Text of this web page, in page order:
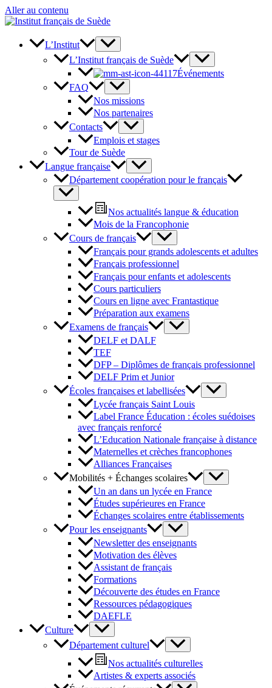
Aller au contenu
L’Institut
L’Institut français de Suède
Événements
FAQ
Nos missions
Nos partenaires
Contacts
Emplois et stages
Tour de Suède
Langue française
Département coopération pour le français
Nos actualités langue & éducation
Mois de la Francophonie
Cours de français
Français pour grands adolescents et adultes
Français professionnel
Français pour enfants et adolescents
Cours particuliers
Cours en ligne avec Frantastique
Préparation aux examens
Examens de français
DELF et DALF
TEF
DFP – Diplômes de français professionnel
DELF Prim et Junior
Écoles françaises et labellisées
Lycée français Saint Louis
Label France Éducation : écoles suédoises
avec français renforcé
L’Education Nationale française à distance
Maternelles et crèches francophones
Alliances Françaises
Mobilités + Échanges scolaires
Un an dans un lycée en France
Études supérieures en France
Échanges scolaires entre établissements
Pour les enseignants
Newsletter des enseignants
Motivation des élèves
Assistant de français
Formations
Découverte des études en France
Ressources pédagogiques
DAEFLE
Culture
Département culturel
Nos actualités culturelles
Artistes & experts associés